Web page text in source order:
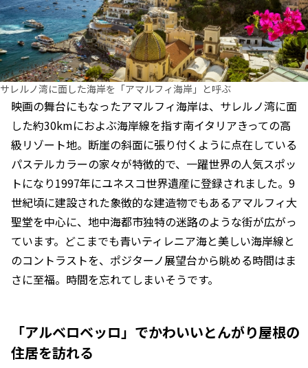
サレルノ湾に面した海岸を「アマルフィ海岸」と呼ぶ
映画の舞台にもなったアマルフィ海岸は、サレルノ湾に面
した約30kmにおよぶ海岸線を指す南イタリアきっての高
級リゾート地。断崖の斜面に張り付くように点在している
パステルカラーの家々が特徴的で、一躍世界の人気スポッ
トになり1997年にユネスコ世界遺産に登録されました。9
世紀頃に建設された象徴的な建造物でもあるアマルフィ大
聖堂を中心に、地中海都市独特の迷路のような街が広がっ
ています。どこまでも青いティレニア海と美しい海岸線と
のコントラストを、ポジターノ展望台から眺める時間はま
さに至福。時間を忘れてしまいそうです。
「アルベロベッロ」でかわいいとんがり屋根の
住居を訪れる